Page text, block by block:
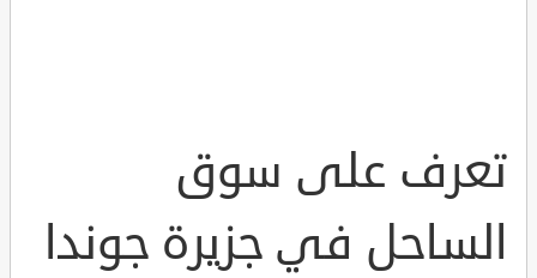
تعرف على سوق
الساحل في جزيرة جوندا